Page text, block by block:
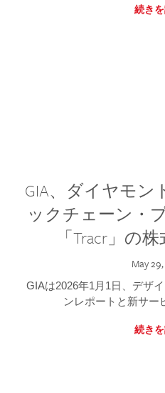
続き
GIA、ダイヤモン
ックチェーン・
「Tracr」の
May
GIAは2026年1月1日、デザ
ンレポートと新サー
続き